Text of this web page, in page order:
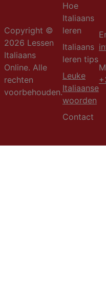
Copyright ©
2026 Lessen
Italiaans
Online. Alle
rechten
voorbehouden.
Hoe
Italiaans
leren
Italiaans
leren tips
Leuke
Italiaanse
woorden
Contact